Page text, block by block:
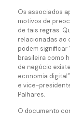
Os associados
motivos de
de tais regras.
relacionadas ao
podem significar
brasileira como
de negócio
economia
e vice-
Palhares.
O documento